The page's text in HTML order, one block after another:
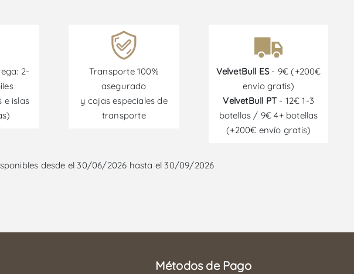
2-
e islas
Transporte 100%
asegurado
y cajas especiales de
transporte
VelvetBull ES- 9€ (+200€
envío gratis)
VelvetBull PT- 12€ 1-3
botellas / 9€ 4+ botellas
(+200€ envío gratis)
desde el 30/06/2026 hasta el 30/09/2026
Métodos de Pago